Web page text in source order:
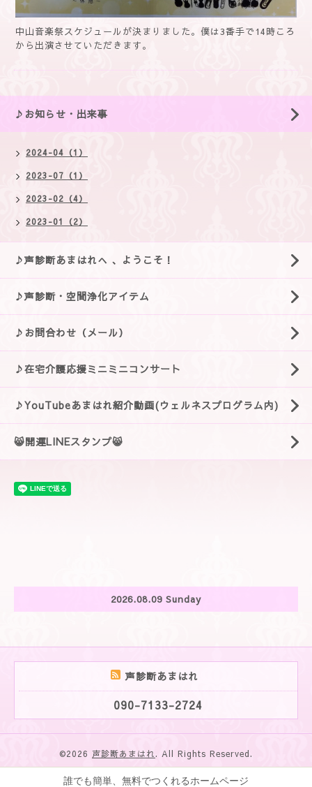
中山音楽祭スケジュールが決まりました。僕は3番手で14時ころ
から出演させていただきます。
♪お知らせ・出来事
2024-04（1）
2023-07（1）
2023-02（4）
2023-01（2）
♪声診断あまはれへ 、ようこそ！
♪声診断・空間浄化アイテム
♪お問合わせ（メール）
♪在宅介護応援ミニミニコンサート
♪YouTubeあまはれ紹介動画(ウェルネスプログラム内)
😸開運LINEスタンプ😸
2026.08.09 Sunday
声診断あまはれ
090-7133-2724
©2026 声診断あまはれ. All Rights Reserved.
誰でも簡単、無料でつくれるホームページ